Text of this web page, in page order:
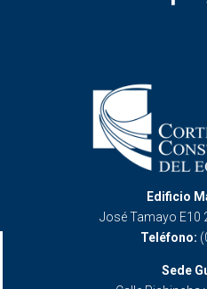
Edificio
José Tamayo E10
Teléfono:
Sede